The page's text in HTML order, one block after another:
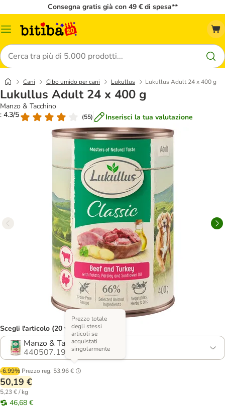
Consegna gratis già con 49 € di spesa**
Overview
Cerca
Cani Cibo umido per cani Lukullus Lukullus Adult 24 x 400 g
Lukullus Adult 24 x 400 g
Manzo & Tacchino
: 4.3/5
(55) Inserisci la tua valutazione
Scegli l'articolo (20 varianti)
Manzo & Tacchino
440507.19
-6.99% Prezzo reg. 53,96 €
Prezzo totale
degli stessi
articoli se
acquistati
singolarmente
50,19 €
5,23 € / kg
46,68 €